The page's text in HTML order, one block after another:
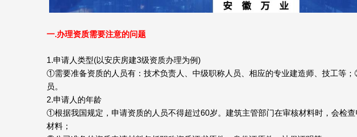
一.办理资质需要注意的问题
1.申请人类型(以安庆房建3级资质办理为例)
①需要准备资质的人员有：技术负责人、中级职称人员、相应的专业建造师、技工等
员。
2.申请人的年龄
①根据我国规定，申请资质的人员不得超过60岁。建筑主管部门在审核材料时，会检
材料；